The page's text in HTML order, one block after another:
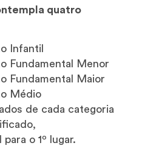
quatro
Infantil
Fundamental Menor
Fundamental Maior
Médio
de cada categoria
o 1º lugar.